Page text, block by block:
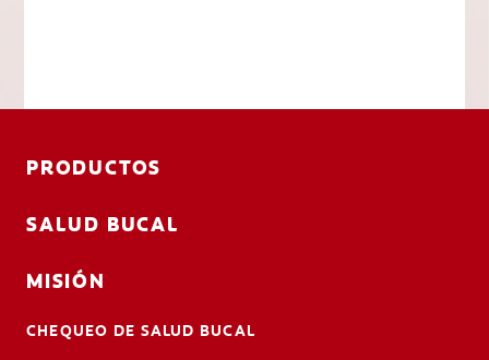
PRODUCTOS
SALUD BUCAL
MISIÓN
CHEQUEO DE SALUD BUCAL